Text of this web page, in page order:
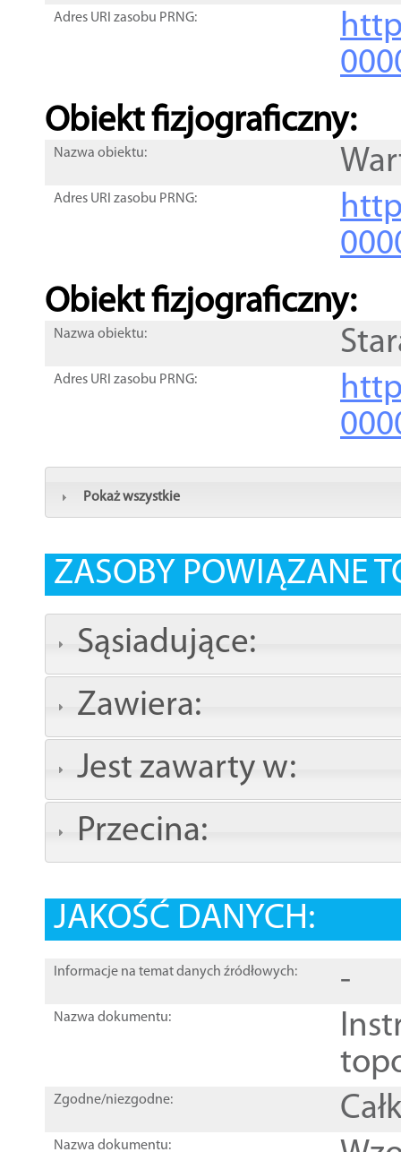
Adres URI zasobu PRNG:
Obiekt fizjograficzny:
Nazwa obiektu:
Adres URI zasobu PRNG:
Obiekt fizjograficzny:
Nazwa obiektu:
Adres URI zasobu PRNG:
Pokaż wszystkie
ZASOBY POWIĄZANE
Sąsiadujące:
Zawiera:
Jest zawarty w:
Przecina:
JAKOŚĆ DANYCH:
Informacje na temat danych źródłowych: -
Nazwa dokumentu:
Zgodne/niezgodne:
Nazwa dokumentu: